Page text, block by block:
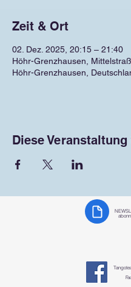
Zeit & Ort
02. Dez. 2025, 20:15 – 21:40
Höhr-Grenzhausen,
Höhr-Grenzhausen,
Diese